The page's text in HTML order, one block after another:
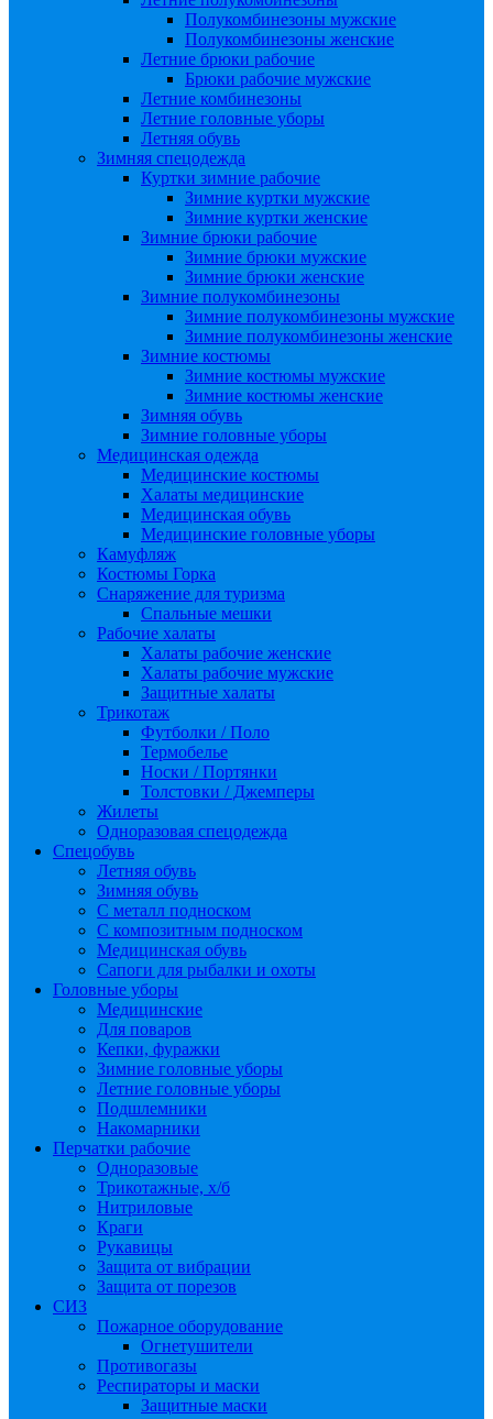
Полукомбинезоны мужские
Полукомбинезоны женские
Летние брюки рабочие
Брюки рабочие мужские
Летние комбинезоны
Летние головные уборы
Летняя обувь
Зимняя спецодежда
Куртки зимние рабочие
Зимние куртки мужские
Зимние куртки женские
Зимние брюки рабочие
Зимние брюки мужские
Зимние брюки женские
Зимние полукомбинезоны
Зимние полукомбинезоны мужские
Зимние полукомбинезоны женские
Зимние костюмы
Зимние костюмы мужские
Зимние костюмы женские
Зимняя обувь
Зимние головные уборы
Медицинская одежда
Медицинские костюмы
Халаты медицинские
Медицинская обувь
Медицинские головные уборы
Камуфляж
Костюмы Горка
Снаряжение для туризма
Спальные мешки
Рабочие халаты
Халаты рабочие женские
Халаты рабочие мужские
Защитные халаты
Трикотаж
Футболки / Поло
Термобелье
Носки / Портянки
Толстовки / Джемперы
Жилеты
Одноразовая спецодежда
Спецобувь
Летняя обувь
Зимняя обувь
С металл подноском
С композитным подноском
Медицинская обувь
Сапоги для рыбалки и охоты
Головные уборы
Медицинские
Для поваров
Кепки, фуражки
Зимние головные уборы
Летние головные уборы
Подшлемники
Накомарники
Перчатки рабочие
Одноразовые
Трикотажные, х/б
Нитриловые
Краги
Рукавицы
Защита от вибрации
Защита от порезов
СИЗ
Пожарное оборудование
Огнетушители
Противогазы
Респираторы и маски
Защитные маски